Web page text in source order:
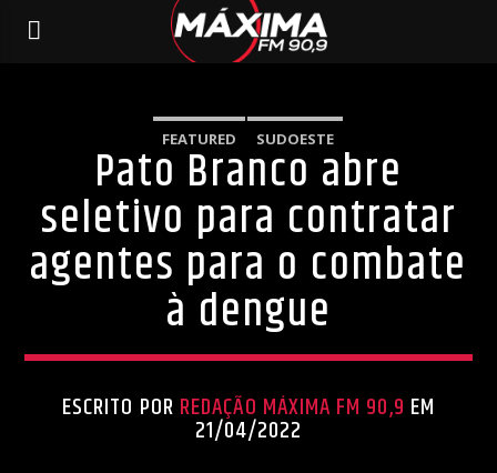
FEATURED SUDOESTE
Pato Branco abre
seletivo para contratar
agentes para o combate
à dengue
ESCRITO POR REDAÇÃO MÁXIMA FM 90,9 EM
21/04/2022